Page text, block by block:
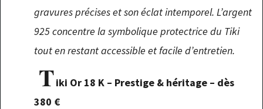
gravures précises et son éclat intemporel. L’argent
925 concentre la symbolique protectrice du Tiki
tout en restant accessible et facile d’entretien.
Tiki Or 18 K – Prestige & héritage – dès
380 €